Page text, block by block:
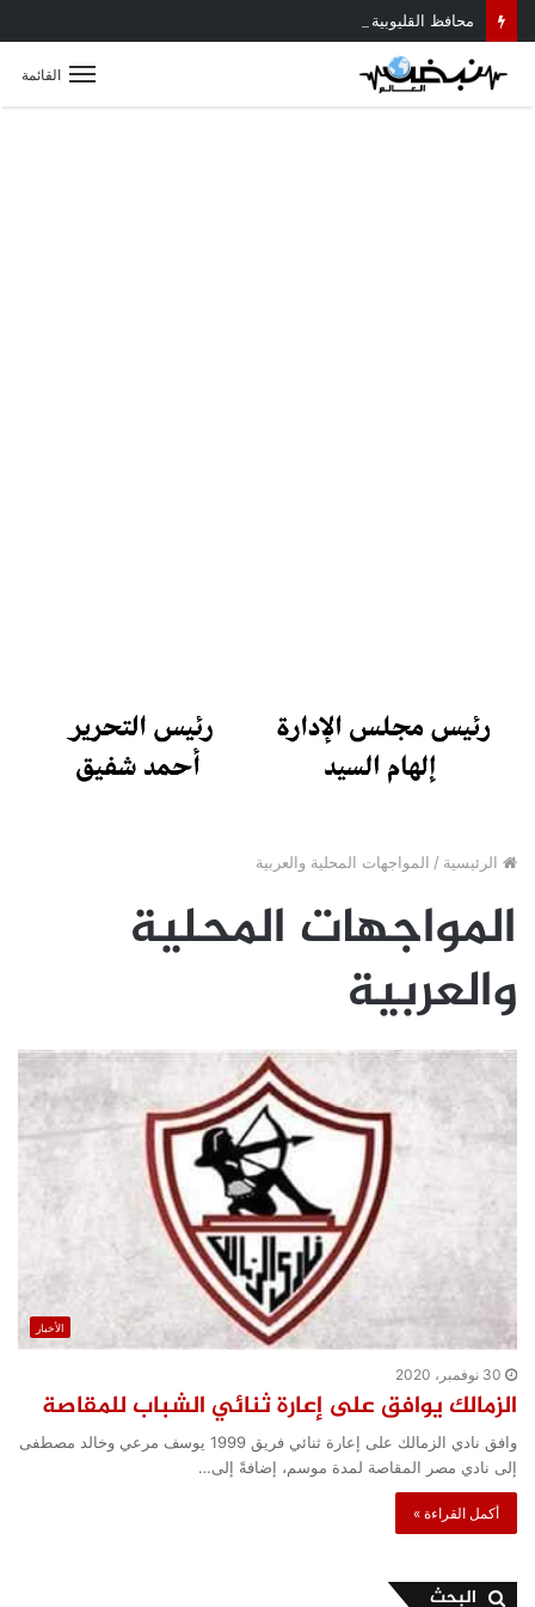
القائمة
الرئيسية / المواجهات المحلية والعربية
المواجهات المحلية
والعربية
الأخبار
30 نوفمبر، 2020
الزمالك يوافق على إعارة ثنائي الشباب للمقاصة
وافق نادي الزمالك على إعارة ثنائي فريق 1999 يوسف مرعي وخالد مصطفى
إلى نادي مصر المقاصة لمدة موسم، إضافةً إلى…
أكمل القراءة »
البحث